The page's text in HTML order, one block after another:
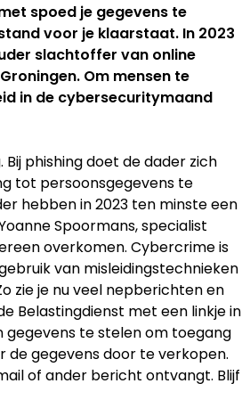
spoed je gegevens te
voor je klaarstaat. In 2023
slachtoffer van online
Om mensen te
in de cybersecuritymaand
phishing doet de dader zich
tot persoonsgegevens te
hebben in 2023 ten minste een
Spoormans, specialist
overkomen. Cybercrime is
van misleidingstechnieken
zie je nu veel nepberichten en
Belastingdienst met een linkje in
te stelen om toegang
gegevens door te verkopen.
of ander bericht ontvangt. Blijf